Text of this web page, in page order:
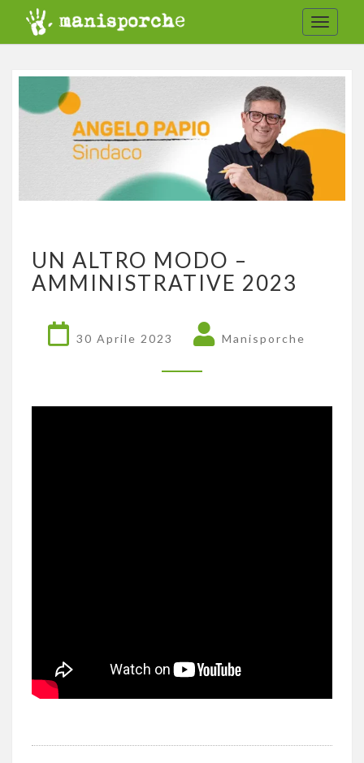
Toggle
ALTRO
MODO
–
2023
UN ALTRO MODO –
AMMINISTRATIVE 2023
30 Aprile 2023 Manisporche